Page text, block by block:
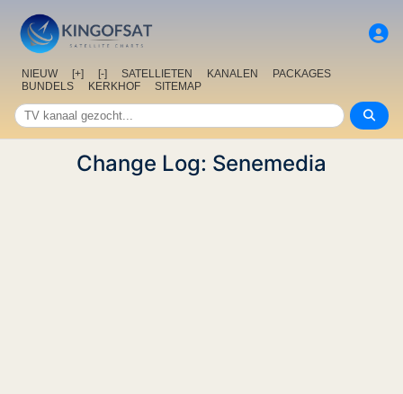
NIEUW [+] [-] SATELLIETEN KANALEN
PACKAGES
BUNDELS
KERKHOF SITEMAP
Change Log: Senemedia